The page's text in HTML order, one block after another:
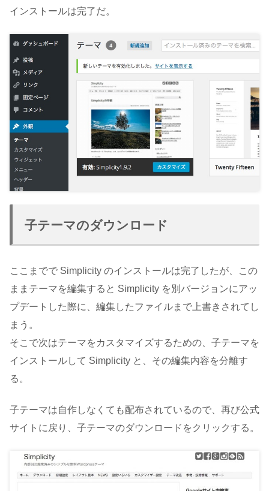
インストールは完了だ。
子テーマのダウンロード
ここまでで Simplicity のインストールは完了したが、この
ままテーマを編集すると Simplicity を別バージョンにアッ
プデートした際に、編集したファイルまで上書きされてし
まう。
そこで次はテーマをカスタマイズするための、子テーマを
インストールして Simplicity と、その編集内容を分離す
る。
子テーマは自作しなくても配布されているので、再び公式
サイトに戻り、子テーマのダウンロードをクリックする。